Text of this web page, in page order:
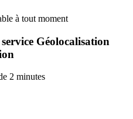
à tout moment
Géolocalisation
2 minutes